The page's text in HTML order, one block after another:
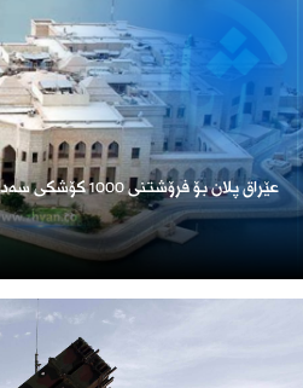
عێراق پلان بۆ فرۆشتنی 1000 کۆشکی سەدام حسێن دادەنێت